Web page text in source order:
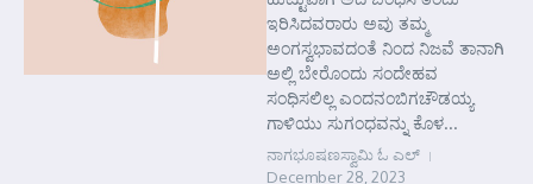
ಇರಿಸಿದವರಾರು ಅವು ತಮ್ಮ
ಅಂಗಸ್ವಭಾವದಂತೆ ನಿಂದ ನಿಜವೆ ತಾನಾಗಿ
ಅಲ್ಲಿ ಬೇರೊಂದು ಸಂದೇಹವ
ಸಂಧಿಸಲಿಲ್ಲ ಎಂದನಂಬಿಗಚೌಡಯ್ಯ
ಗಾಳಿಯು ಸುಗಂಧವನ್ನು ಕೊಳ...
ನಾಗಭೂಷಣಸ್ವಾಮಿ ಓ ಎಲ್
December 28, 2023